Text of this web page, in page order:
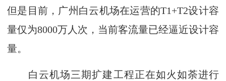
但是目前，广州白云机场在运营的T1+T2设计容
量仅为8000万人次，当前客流量已经逼近设计容
量。
白云机场三期扩建工程正在如火如荼进行